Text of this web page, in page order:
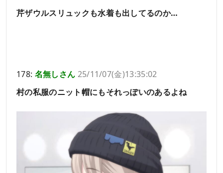
芹ザウルスリュックも水着も出してるのか…
178: 名無しさん 25/11/07(金)13:35:02
村の私服のニット帽にもそれっぽいのあるよね